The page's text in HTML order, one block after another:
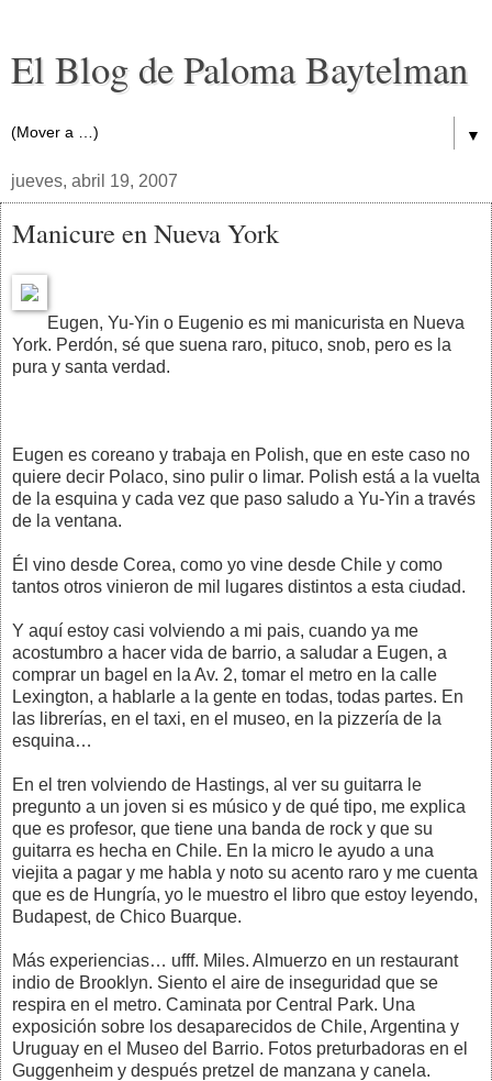
El Blog de Paloma Baytelman
▼
jueves, abril 19, 2007
Manicure en Nueva York
Eugen, Yu-Yin o Eugenio es mi manicurista en Nueva
York. Perdón, sé que suena raro, pituco, snob, pero es la
pura y santa verdad.
Eugen es coreano y trabaja en Polish, que en este caso no
quiere decir Polaco, sino pulir o limar. Polish está a la vuelta
de la esquina y cada vez que paso saludo a Yu-Yin a través
de la ventana.
Él vino desde Corea, como yo vine desde Chile y como
tantos otros vinieron de mil lugares distintos a esta ciudad.
Y aquí estoy casi volviendo a mi pais, cuando ya me
acostumbro a hacer vida de barrio, a saludar a Eugen, a
comprar un bagel en la Av. 2, tomar el metro en la calle
Lexington, a hablarle a la gente en todas, todas partes. En
las librerías, en el taxi, en el museo, en la pizzería de la
esquina…
En el tren volviendo de Hastings, al ver su guitarra le
pregunto a un joven si es músico y de qué tipo, me explica
que es profesor, que tiene una banda de rock y que su
guitarra es hecha en Chile. En la micro le ayudo a una
viejita a pagar y me habla y noto su acento raro y me cuenta
que es de Hungría, yo le muestro el libro que estoy leyendo,
Budapest, de Chico Buarque.
Más experiencias… ufff. Miles. Almuerzo en un restaurant
indio de Brooklyn. Siento el aire de inseguridad que se
respira en el metro. Caminata por Central Park. Una
exposición sobre los desaparecidos de Chile, Argentina y
Uruguay en el Museo del Barrio. Fotos preturbadoras en el
Guggenheim y después pretzel de manzana y canela.